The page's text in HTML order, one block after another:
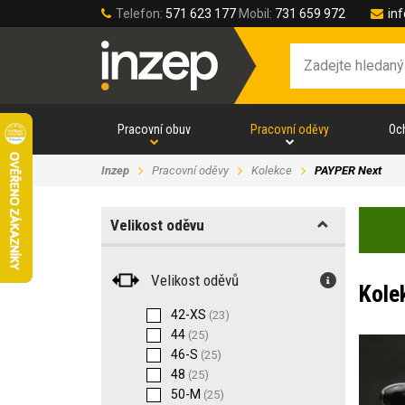
Telefon: 571 623 177 Mobil: 731 659 972
Pracovní obuv Pracovní oděvy
Inzep Pracovní oděvy Kolekce PAYPER Next
Velikost oděvu
Velikost oděvů
42-XS (23)
44 (25)
46-S (25)
48 (25)
50-M (25)